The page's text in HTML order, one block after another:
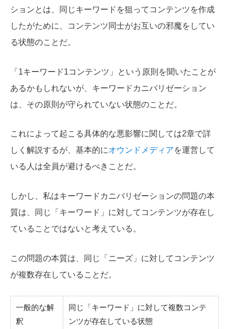
ションとは、同じキーワードを狙ってコンテンツを作成
したがために、コンテンツ同士がお互いの邪魔をしてい
る状態のことだ。
「1キーワード1コンテンツ」という原則を聞いたことが
あるかもしれないが、キーワードカニバリゼーション
は、その原則が守られていない状態のことだ。
これによって起こる具体的な悪影響に関しては2章で詳
しく解説するが、基本的にオウンドメディアを運営して
いる人は全員が避けるべきことだ。
しかし、私はキーワードカニバリゼーションの問題の本
質は、同じ「キーワード」に対してコンテンツが存在し
ていることではないと考えている。
この問題の本質は、同じ「ニーズ」に対してコンテンツ
が複数存在していることだ。
一般的な解
釈
同じ「キーワード」に対して複数コンテ
ンツが存在している状態